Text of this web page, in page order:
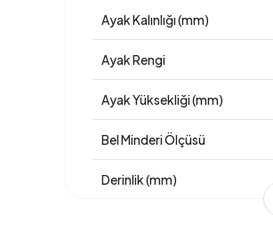
Ayak Kalınlığı (mm)
Ayak Rengi
Ayak Yüksekliği (mm)
Bel Minderi Ölçüsü
Derinlik (mm)